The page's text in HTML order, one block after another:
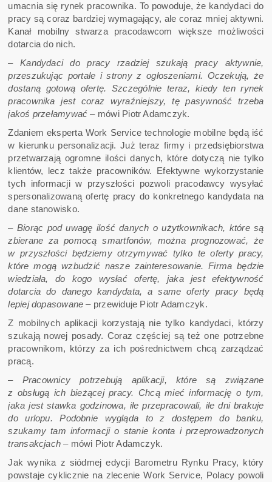
umacnia się rynek pracownika. To powoduje, że kandydaci do
pracy są coraz bardziej wymagający, ale coraz mniej aktywni.
Kanał mobilny stwarza pracodawcom większe możliwości
dotarcia do nich.
– Kandydaci do pracy rzadziej szukają pracy aktywnie,
przeszukując portale i strony z ogłoszeniami. Oczekują, że
dostaną gotową ofertę. Szczególnie teraz, kiedy ten rynek
pracownika jest coraz wyraźniejszy, tę pasywność trzeba
jakoś przełamywać –mówi Piotr Adamczyk.
Zdaniem eksperta Work Service technologie mobilne będą iść
w kierunku personalizacji. Już teraz firmy i przedsiębiorstwa
przetwarzają ogromne ilości danych, które dotyczą nie tylko
klientów, lecz także pracowników. Efektywne wykorzystanie
tych informacji w przyszłości pozwoli pracodawcy wysyłać
spersonalizowaną ofertę pracy do konkretnego kandydata na
dane stanowisko.
– Biorąc pod uwagę ilość danych o użytkownikach, które są
zbierane za pomocą smartfonów, można prognozować, że
w przyszłości będziemy otrzymywać tylko te oferty pracy,
które mogą wzbudzić nasze zainteresowanie. Firma będzie
wiedziała, do kogo wysłać ofertę, jaka jest efektywność
dotarcia do danego kandydata, a same oferty pracy będą
lepiej dopasowane –przewiduje Piotr Adamczyk.
Z mobilnych aplikacji korzystają nie tylko kandydaci, którzy
szukają nowej posady. Coraz częściej są też one potrzebne
pracownikom, którzy za ich pośrednictwem chcą zarządzać
pracą.
– Pracownicy potrzebują aplikacji, które są związane
z obsługą ich bieżącej pracy. Chcą mieć informację o tym,
jaka jest stawka godzinowa, ile przepracowali, ile dni brakuje
do urlopu. Podobnie wygląda to z dostępem do banku,
szukamy tam informacji o stanie konta i przeprowadzonych
transakcjach –mówi Piotr Adamczyk.
Jak wynika z siódmej edycji Barometru Rynku Pracy, który
powstaje cyklicznie na zlecenie Work Service, Polacy powoli